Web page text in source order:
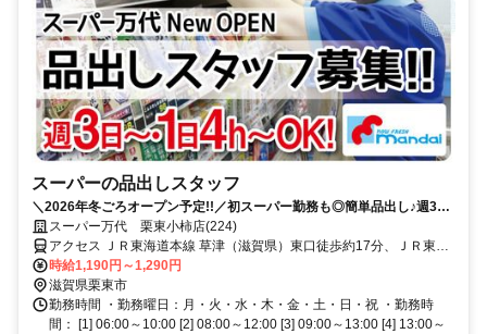
スーパーの品出しスタッフ
＼2026年冬ごろオープン予定!!／初スーパー勤務も◎簡単品出し♪週3日
～◎自由シフト！
スーパー万代 栗東小柿店(224)
アクセス ＪＲ東海道本線 草津（滋賀県）東口徒歩約17分、ＪＲ東海
道本線 栗東東口徒歩約30分、ＪＲ草津線 手原南口徒歩約31分
時給1,190円～1,290円
滋賀県栗東市
勤務時間 ・勤務曜日：月・火・水・木・金・土・日・祝 ・勤務時
間： [1] 06:00～10:00 [2] 08:00～12:00 [3] 09:00～13:00 [4] 13:00～